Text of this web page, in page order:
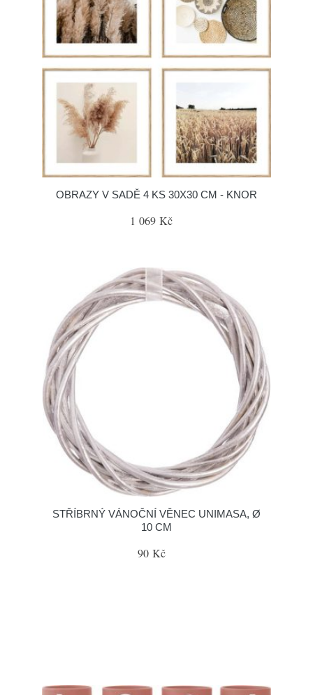
OBRAZY V SADĚ 4 KS 30X30 CM - KNOR
1 069 Kč
STŘÍBRNÝ VÁNOČNÍ VĚNEC UNIMASA, Ø
10 CM
90 Kč